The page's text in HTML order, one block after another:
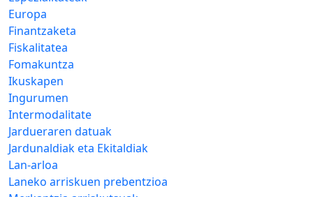
Europa
Finantzaketa
Fiskalitatea
Fomakuntza
Ikuskapen
Ingurumen
Intermodalitate
Jardueraren datuak
Jardunaldiak eta Ekitaldiak
Lan-arloa
Laneko arriskuen prebentzioa